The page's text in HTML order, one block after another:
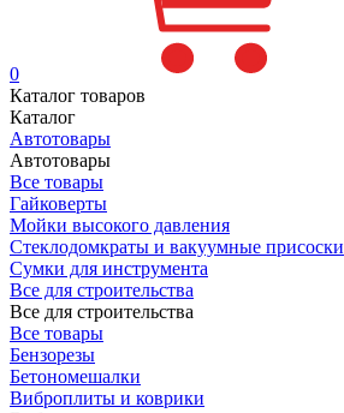
0
Каталог товаров
Каталог
Автотовары
Автотовары
Все товары
Гайковерты
Мойки высокого давления
Стеклодомкраты и вакуумные присоски
Сумки для инструмента
Все для строительства
Все для строительства
Все товары
Бензорезы
Бетономешалки
Виброплиты и коврики